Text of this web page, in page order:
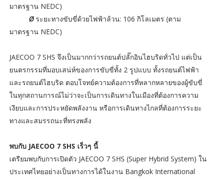
มาตรฐาน NEDC)
Øระยะทางขับขี่ด้วยไฟฟ้าล้วน: 106 กิโลเมตร (ตาม
มาตรฐาน NEDC)
JAECOO 7 SHS จึงเป็นมากกว่ารถยนต์ปลั๊กอินไฮบริดทั่วไป แต่เป็น
ยนตรกรรมที่มอบเสน่ห์ของการขับขี่ทั้ง 2 รูปแบบ ทั้งรถยนต์ไฟฟ้า
และรถยนต์ไฮบริด ตอบโจทย์ความต้องการที่หลากหลายของผู้ขับขี่
ในทุกสถานการณ์ไม่ว่าจะเป็นการเดินทางในเมืองที่ต้องการความ
เงียบและการประหยัดพลังงาน หรือการเดินทางไกลที่ต้องการระยะ
ทางและสมรรถนะที่ทรงพลัง
พบกับ JAECOO 7 SHS เร็วๆ นี้
เตรียมพบกับการเปิดตัว JAECOO 7 SHS (Super Hybrid System) ใน
ประเทศไทยอย่างเป็นทางการได้ในงาน Bangkok International